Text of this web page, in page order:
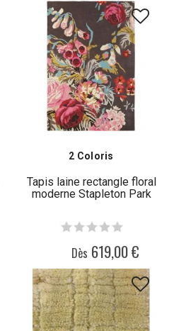
2 Coloris
Tapis laine rectangle floral
moderne Stapleton Park
Dès 619,00 €